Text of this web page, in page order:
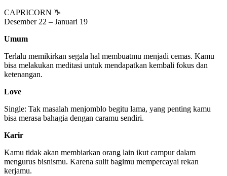
CAPRICORN ♑
Desember 22 – Januari 19
Umum
Terlalu memikirkan segala hal membuatmu menjadi cemas. Kamu
bisa melakukan meditasi untuk mendapatkan kembali fokus dan
ketenangan.
Love
Single: Tak masalah menjomblo begitu lama, yang penting kamu
bisa merasa bahagia dengan caramu sendiri.
Karir
Kamu tidak akan membiarkan orang lain ikut campur dalam
mengurus bisnismu. Karena sulit bagimu mempercayai rekan
kerjamu.